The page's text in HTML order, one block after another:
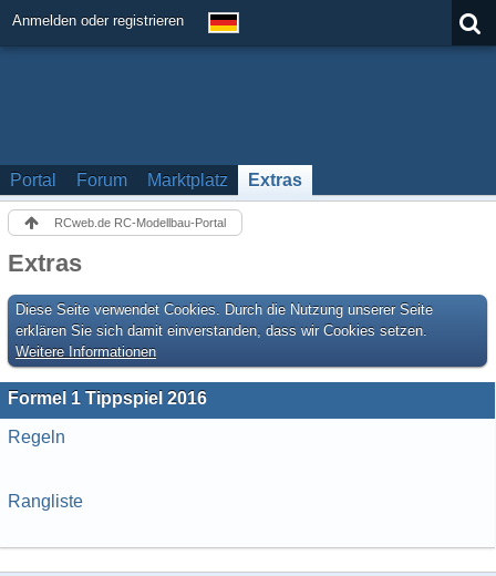
Anmelden oder registrieren
Portal Forum Marktplatz Extras
RCweb.de RC-Modellbau-Portal
Extras
Diese Seite verwendet Cookies. Durch die Nutzung unserer Seite
erklären Sie sich damit einverstanden, dass wir Cookies setzen.
Weitere Informationen
Formel 1 Tippspiel 2016
Regeln
Rangliste